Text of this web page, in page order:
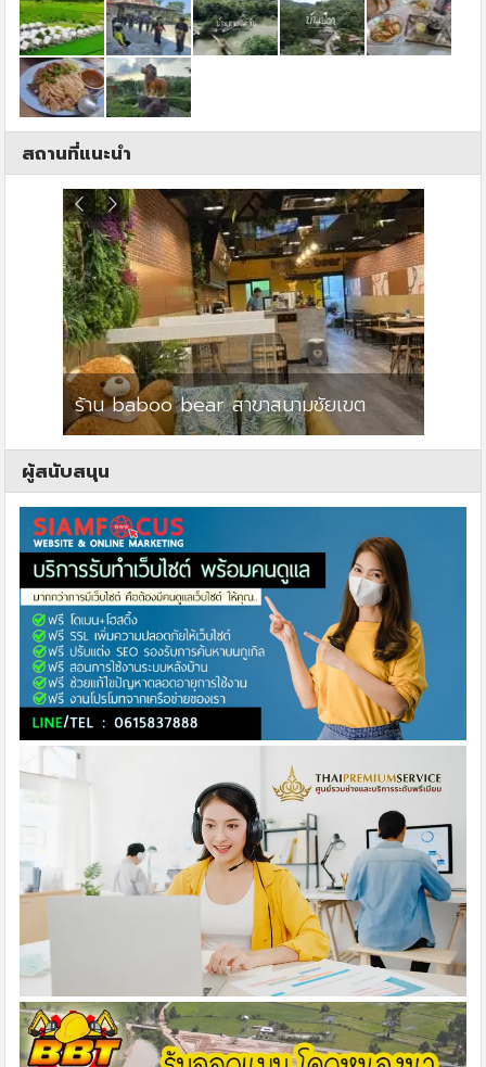
สถานที่แนะนำ
ร้าน baboo bear สาขาสนามชัยเขต
ผู้สนับสนุน